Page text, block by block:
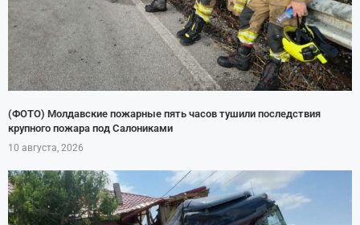
(ФОТО) Молдавские пожарные пять часов тушили последствия
крупного пожара под Салониками
10 августа, 2026